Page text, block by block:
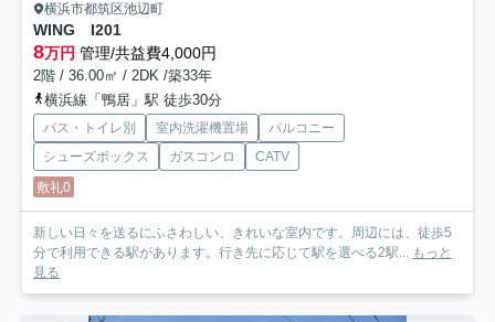
横浜市都筑区池辺町
WING I201
8万円 管理/共益費4,000円
2階 / 36.00㎡ / 2DK /築33年
横浜線「鴨居」駅 徒歩30分
バス・トイレ別 室内洗濯機置場
バルコニー
シューズボックス
ガスコンロ
CATV
敷礼0
新しい日々を送るにふさわしい、きれいな室内です。周辺には、徒歩5
分で利用できる駅があります。行き先に応じて駅を選べる2駅... もっと
見る